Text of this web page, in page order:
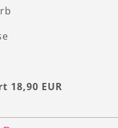
18,90 EUR